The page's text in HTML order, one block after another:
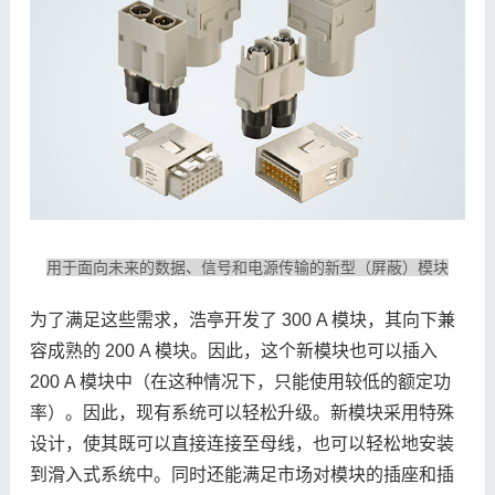
用于面向未来的数据、信号和电源传输的新型（屏蔽）模块
为了满足这些需求，浩亭开发了 300 A 模块，其向下兼
容成熟的 200 A 模块。因此，这个新模块也可以插入
200 A 模块中（在这种情况下，只能使用较低的额定功
率）。因此，现有系统可以轻松升级。新模块采用特殊
设计，使其既可以直接连接至母线，也可以轻松地安装
到滑入式系统中。同时还能满足市场对模块的插座和插